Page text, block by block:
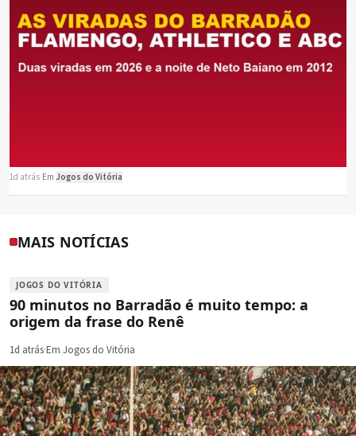
1d atrás Em Jogos do Vitória
MAIS NOTÍCIAS
JOGOS DO VITÓRIA
90 minutos no Barradão é muito tempo: a
origem da frase do Renê
1d atrás·Em Jogos do Vitória